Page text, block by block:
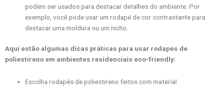
podem ser usados para destacar detalhes do ambiente. Por
exemplo, você pode usar um rodapé de cor contrastante para
destacar uma moldura ou um nicho.
Aqui estão algumas dicas práticas para usar rodapés de
poliestireno em ambientes residenciais eco-friendly:
Escolha rodapés de poliestireno feitos com material